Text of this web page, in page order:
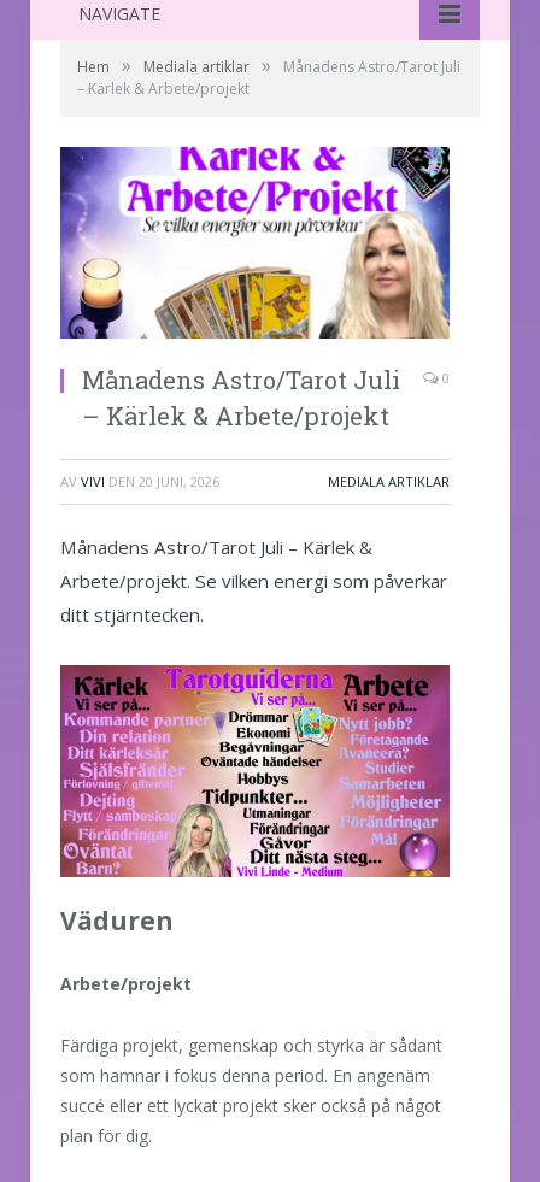
NAVIGATE
Hem » Mediala artiklar »
Månadens Astro/Tarot Juli
– Kärlek & Arbete/projekt
Månadens Astro/Tarot Juli
– Kärlek & Arbete/projekt
0
AV VIVI DEN 20 JUNI, 2026 MEDIALA ARTIKLAR
Månadens Astro/Tarot Juli – Kärlek &
Arbete/projekt. Se vilken energi som påverkar
ditt stjärntecken.
Väduren
Arbete/projekt
Färdiga projekt, gemenskap och styrka är sådant
som hamnar i fokus denna period. En angenäm
succé eller ett lyckat projekt sker också på något
plan för dig.